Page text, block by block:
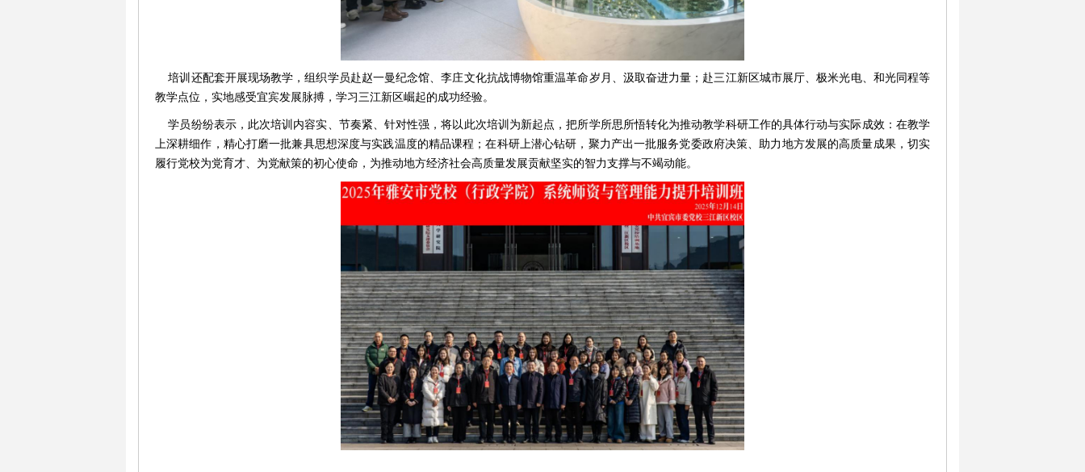
培训还配套开展现场教学，组织学员赴 赵一曼纪念馆、李庄文化抗战博物馆重温革命岁月、汲取奋进力量 ； 赴三江新区城市展厅、极米光电、和光同程等
教学点位，实地感受宜宾发展脉搏，学习三江新区崛起的成功经验。
学员纷纷表示， 此次培训内容实、节奏紧、针对性强，将以此次培训为新起点，把所学所思所悟转化为推动教学科研工作的具体行动与实际成效：在教学
上深耕细作，精心打磨一批兼具思想深度与实践温度的精品课程；在科研上潜心钻研，聚力产出一批服务党委政府决策、助力地方发展的高质量成果，切实
履行党校为党育才、为党献策的初心使命，为推动地方经济社会高质量发展贡献坚实的智力支撑与不竭动能。